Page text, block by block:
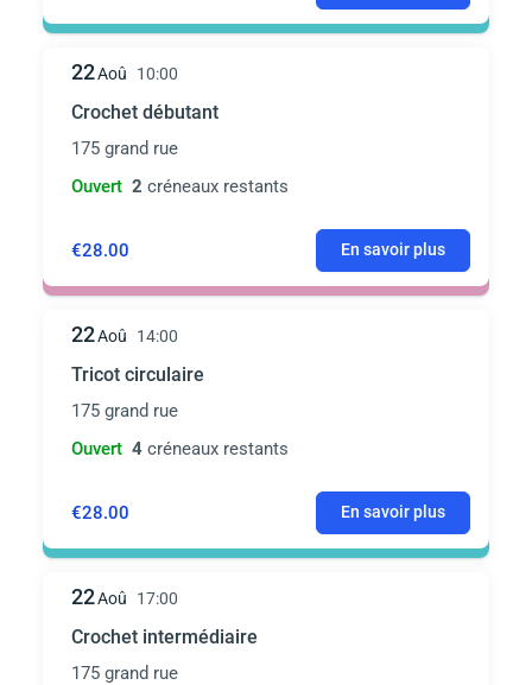
22Aoû 10:00
Crochet débutant
175 grand rue
Ouvert 2 créneaux restants
€28.00 En savoir plus
22Aoû 14:00
Tricot circulaire
175 grand rue
Ouvert 4 créneaux restants
€28.00 En savoir plus
22Aoû 17:00
Crochet intermédiaire
175 grand rue